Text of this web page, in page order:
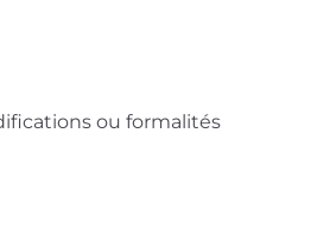
ou formalités